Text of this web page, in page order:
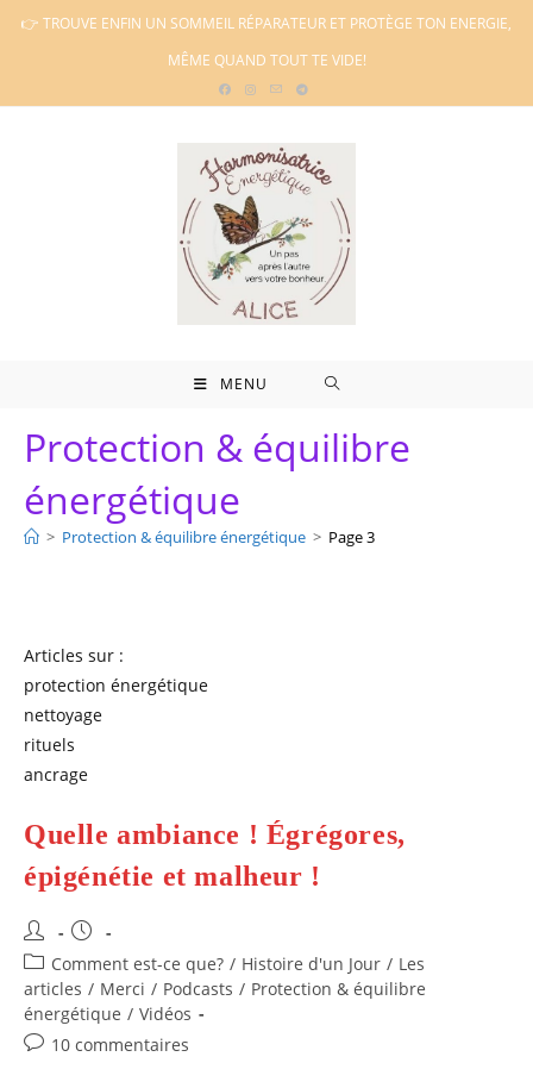
Skip👉 TROUVE ENFIN UN SOMMEIL RÉPARATEUR ET PROTÈGE TON ENERGIE,
MÊME QUAND TOUT TE VIDE!
MENU
Protection & équilibre
énergétique
> Protection & équilibre énergétique > Page 3
Articles sur :
protection énergétique
nettoyage
rituels
ancrage
Quelle ambiance ! Égrégores,
épigénétie et malheur !
Auteur/autrice
de
la
publication :
Publication
publiée :
Post
category:
Comment est-ce que? / Histoire d'un Jour / Les
articles / Merci / Podcasts / Protection & équilibre
énergétique / Vidéos
Commentaires
10 commentaires